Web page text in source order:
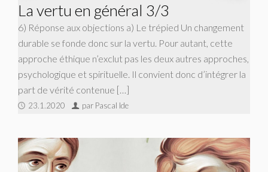
La vertu en général 3/3
6) Réponse aux objections a) Le trépied Un changement
durable se fonde donc sur la vertu. Pour autant, cette
approche éthique n’exclut pas les deux autres approches,
psychologique et spirituelle. Il convient donc d’intégrer la
part de vérité contenue […]
23.1.2020 par Pascal Ide